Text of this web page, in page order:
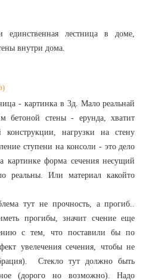
единственная лестница в доме,
внутри дома.
- картинка в 3д. Мало реальнай
бетоной стены - ерунда, хватит
конструкции, нагрузки на стену
ступени на консоли - это дело
картинке форма сечения несущий
реальны. Или материал какойто
тут не прочность, а прогиб..
прогибы, значит счение еще
с тем, что поставили бы по
увелечения сечения, чтобы не
Стекло тут должно быть
(дорого но возможно). Надо